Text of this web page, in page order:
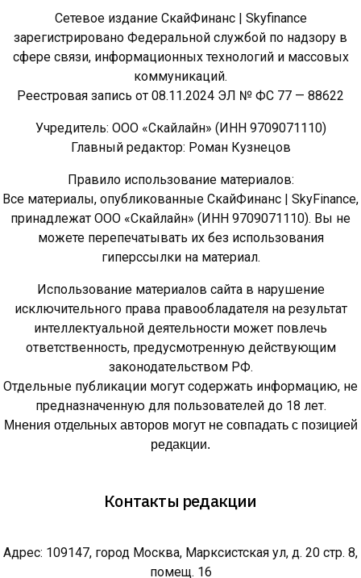
Сетевое издание СкайФинанс | Skyfinance
зарегистрировано Федеральной службой по надзору в
сфере связи, информационных технологий и массовых
коммуникаций.
Реестровая запись от 08.11.2024 ЭЛ № ФС 77 — 88622
Учредитель: ООО «Скайлайн» (ИНН 9709071110)
Главный редактор: Роман Кузнецов
Правило использование материалов:
Все материалы, опубликованные СкайФинанс | SkyFinance,
принадлежат ООО «Скайлайн» (ИНН 9709071110). Вы не
можете перепечатывать их без использования
гиперссылки на материал.
Использование материалов сайта в нарушение
исключительного права правообладателя на результат
интеллектуальной деятельности может повлечь
ответственность, предусмотренную действующим
законодательством РФ.
Отдельные публикации могут содержать информацию, не
предназначенную для пользователей до 18 лет.
Мнения отдельных авторов могут не совпадать с позицией
редакции.
Контакты редакции
Адрес: 109147, город Москва, Марксистская ул, д. 20 стр. 8,
помещ. 16